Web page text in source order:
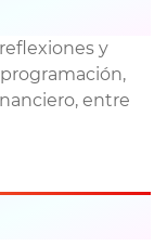
y
entre